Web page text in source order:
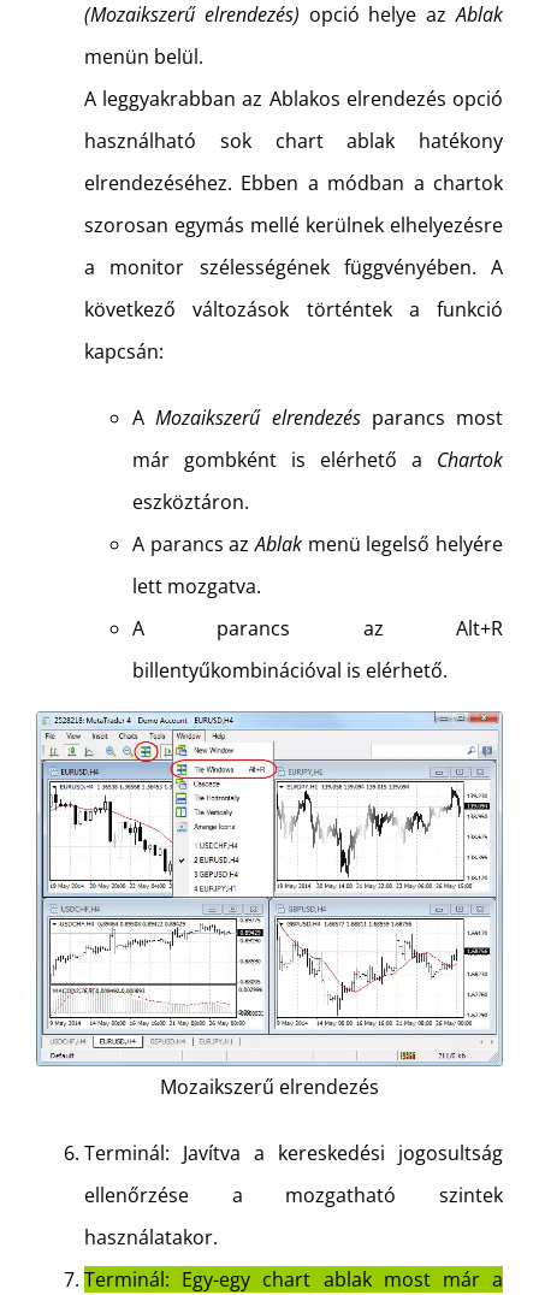
(Mozaikszerű elrendezés) opció helye azAblak
menün belül.
A leggyakrabban az Ablakos elrendezés opció
használható sok chart ablak hatékony
elrendezéséhez. Ebben a módban a chartok
szorosan egymás mellé kerülnek elhelyezésre
a monitor szélességének függvényében. A
következő változások történtek a funkció
kapcsán:
AMozaikszerű elrendezésparancs most
már gombként is elérhető a Chartok
eszköztáron.
A parancs azAblak menü legelső helyére
lett mozgatva.
A parancs az Alt+R
billentyűkombinációval is elérhető.
Mozaikszerű elrendezés
Terminál: Javítva a kereskedési jogosultság
ellenőrzése a mozgatható szintek
használatakor.
Terminál: Egy-egy chart ablak most már a